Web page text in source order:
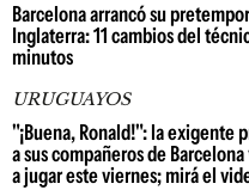
Barcelona arrancó su
Inglaterra: 11 cambios del
minutos
URUGUAYOS
"¡Buena, Ronald!": la exigente
a sus compañeros de
a jugar este viernes; mirá el